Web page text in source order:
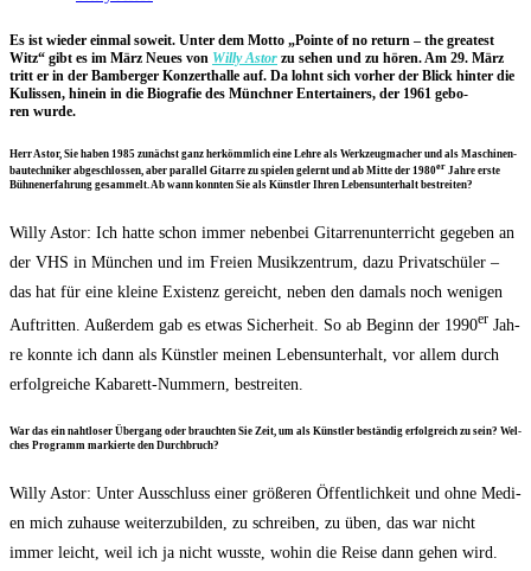
Es ist wie­der ein­mal soweit. Unter dem Mot­to „Poin­te of no return – the grea­test
Witz“ gibt es im März Neu­es von Wil­ly Astor zu sehen und zu hören. Am 29. März
tritt er in der Bam­ber­ger Kon­zert­hal­le auf. Da lohnt sich vor­her der Blick hin­ter die
Kulis­sen, hin­ein in die Bio­gra­fie des Münch­ner Enter­tai­ners, der 1961 gebo­
ren wurde.
Herr Astor, Sie haben 1985 zunächst ganz her­kömm­lich eine Leh­re als Werk­zeug­ma­cher und als Maschi­nen­
bau­tech­ni­ker abge­schlos­sen, aber par­al­lel Gitar­re zu spie­len gelernt und ab Mit­te der 1980er Jah­re ers­te
Büh­nen­er­fah­rung gesam­melt. Ab wann konn­ten Sie als Künst­ler Ihren Lebens­un­ter­halt bestreiten?
Wil­ly Astor: Ich hat­te schon immer neben­bei Gitar­ren­un­ter­richt gege­ben an
der VHS in Mün­chen und im Frei­en Musik­zen­trum, dazu Pri­vat­schü­ler –
das hat für eine klei­ne Exis­tenz gereicht, neben den damals noch weni­gen
Auf­trit­ten. Außer­dem gab es etwas Sicher­heit. So ab Beginn der 1990er Jah­
re konn­te ich dann als Künst­ler mei­nen Lebens­un­ter­halt, vor allem durch
erfolg­rei­che Kaba­rett-Num­mern, bestreiten.
War das ein naht­lo­ser Über­gang oder brauch­ten Sie Zeit, um als Künst­ler bestän­dig erfolg­reich zu sein? Wel­
ches Pro­gramm mar­kier­te den Durchbruch?
Wil­ly Astor: Unter Aus­schluss einer grö­ße­ren Öffent­lich­keit und ohne Medi­
en mich zuhau­se wei­ter­zu­bil­den, zu schrei­ben, zu üben, das war nicht
immer leicht, weil ich ja nicht wuss­te, wohin die Rei­se dann gehen wird.